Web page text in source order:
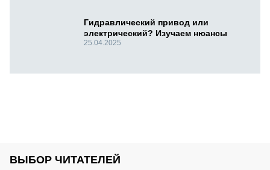
Гидравлический привод или
электрический? Изучаем нюансы
25.04.2025
ВЫБОР ЧИТАТЕЛЕЙ